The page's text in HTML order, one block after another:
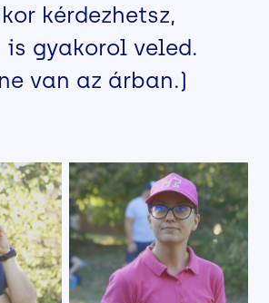
kérdezhetsz,
is gyakorol veled.
van az árban.)